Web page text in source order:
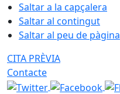
Saltar a la capçalera
Saltar al contingut
Saltar al peu de pàgina
CITA PRÈVIA
Contacte